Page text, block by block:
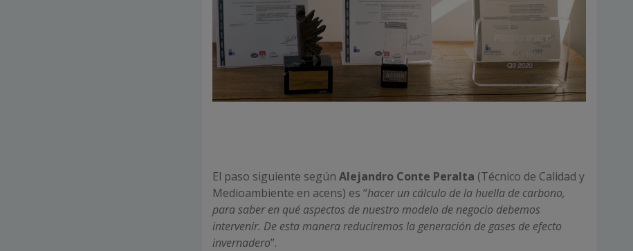
El paso siguiente según Alejandro Conte Peralta (Técnico de Calidad y
Medioambiente en acens) es “hacer un cálculo de la huella de carbono,
para saber en qué aspectos de nuestro modelo de negocio debemos
intervenir. De esta manera reduciremos la generación de gases de efecto
invernadero”.